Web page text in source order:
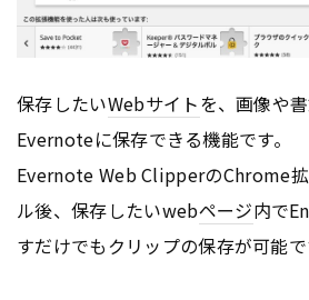
保存したいWebサイトを、画像や
Evernoteに保存できる機能です。
Evernote Web ClipperのChrome
ル後、保存したいwebページ内で
すだけでもクリップの保存が可能で